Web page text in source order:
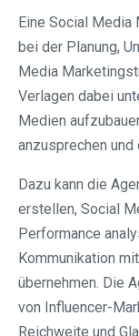
Eine Social Media
bei der Planung,
Media
Verlagen dabei
Medien
anzusprechen und
Dazu kann die
erstellen, Social
Performance
Kommunikation
übernehmen. Die
von Influencer-
Reichweite und